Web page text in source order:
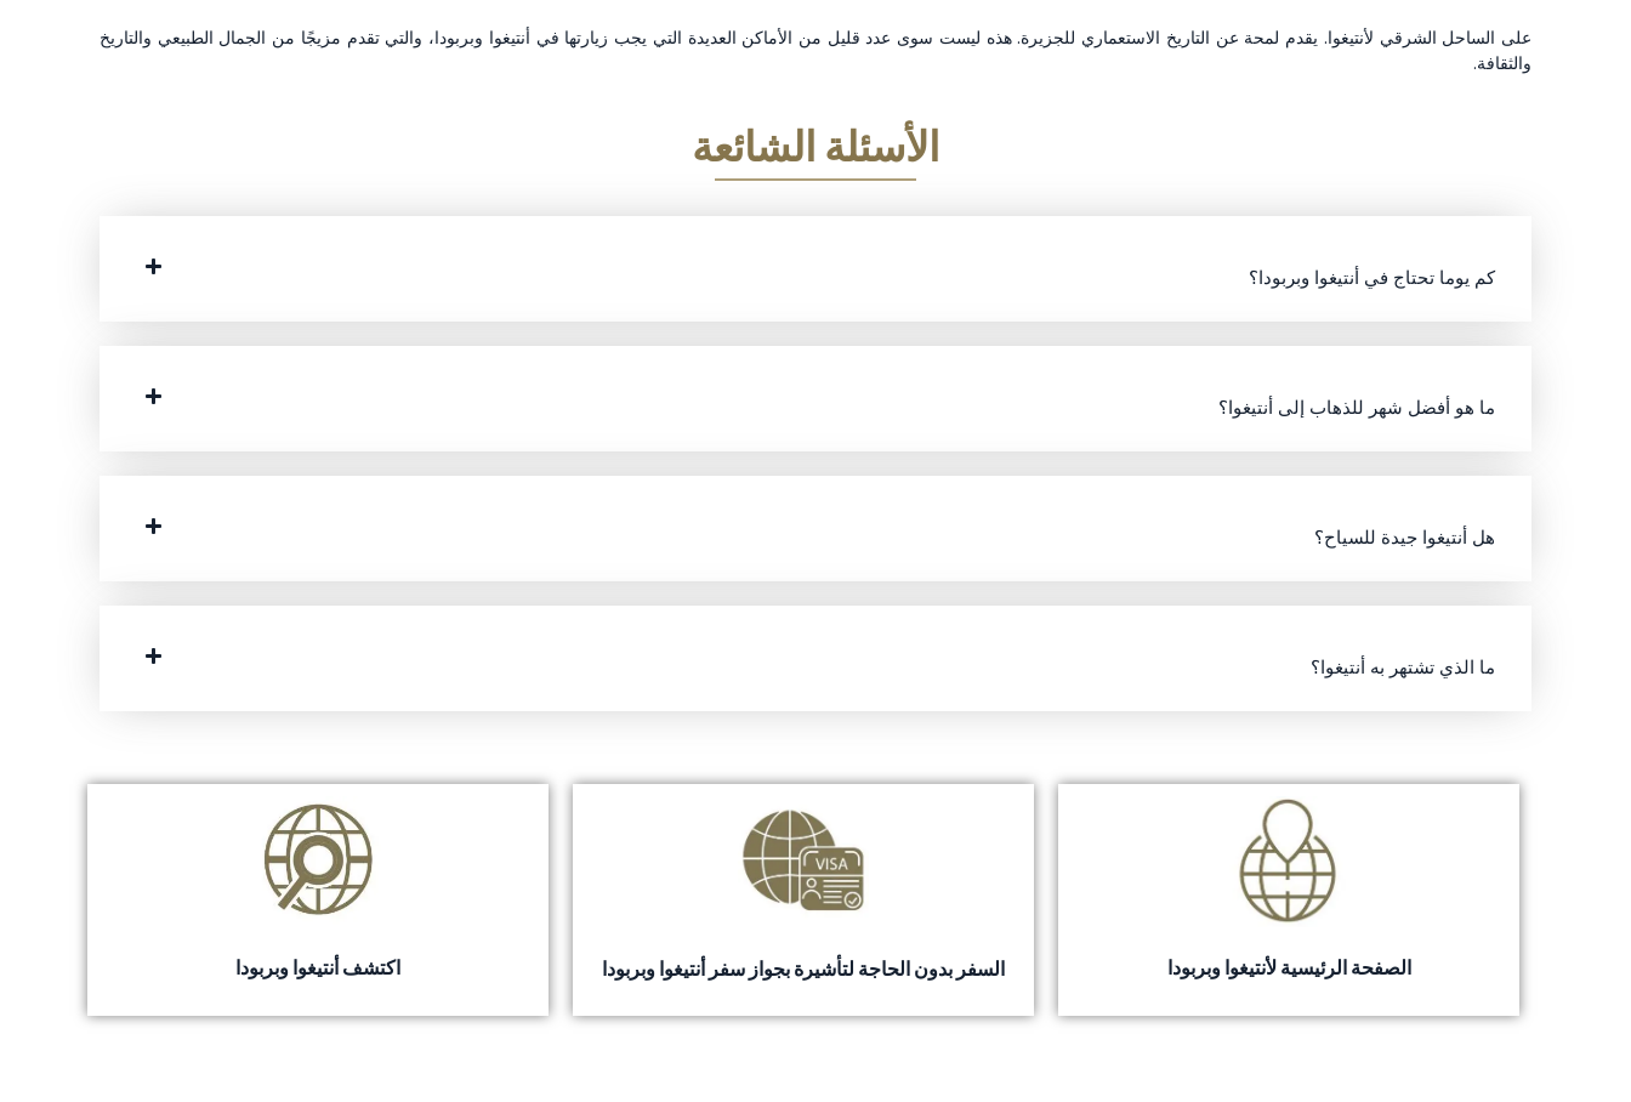
على الساحل الشرقي لأنتيغوا. يقدم لمحة عن التاريخ الاستعماري للجزيرة. هذه ليست سوى عدد قليل من الأماكن العديدة التي يجب زيارتها في أنتيغوا وبربودا، والتي تقدم مزيجًا من الجمال الطبيعي والتاريخ
والثقافة.
الأسئلة الشائعة
كم يوما تحتاج في أنتيغوا وبربودا؟
ما هو أفضل شهر للذهاب إلى أنتيغوا؟
هل أنتيغوا جيدة للسياح؟
ما الذي تشتهر به أنتيغوا؟
الصفحة الرئيسية لأنتيغوا وبربودا السفر بدون الحاجة لتأشيرة بجواز سفر أنتيغوا وبربودا اكتشف أنتيغوا وبربودا